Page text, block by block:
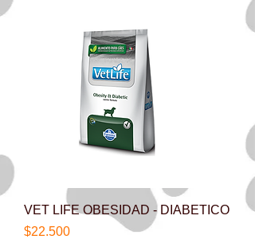
VET LIFE OBESIDAD - DIABETICO
Precio
$22.500